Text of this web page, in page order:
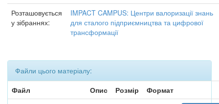
Розташовується
у зібраннях:
IMPACT CAMPUS: Центри валоризації знань
для сталого підприємництва та цифрової
трансформації
Файли цього матеріалу:
Файл
Опис Розмір
Формат